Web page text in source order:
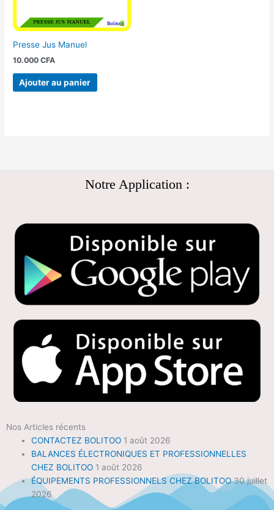
Presse Jus Manuel
10.000CFA
Ajouter au panier
Notre Application :
Nos Articles récents
CONTACTEZ BOLITOO 1 août 2026
BALANCES ÉLECTRONIQUES ET PROFESSIONNELLES
CHEZ BOLITOO 1 août 2026
ÉQUIPEMENTS PROFESSIONNELS CHEZ BOLITOO 30 juillet
2026